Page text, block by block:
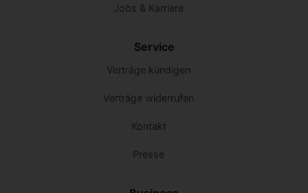
Jobs & Karriere
Service
Verträge kündigen
Verträge widerrufen
Kontakt
Presse